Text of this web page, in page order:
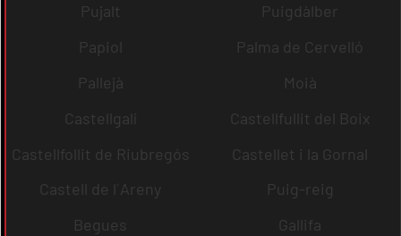
Pujalt
Puigdàlber
Papiol
Palma de Cervelló
Pallejà
Moià
Castellgalí
Castellfullit del Boix
Castellfollit de Riubregós
Castellet i la Gornal
Castell de l´Areny
Puig-reig
Begues
Gallifa